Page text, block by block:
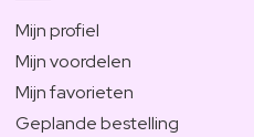
Mijn profiel
Mijn voordelen
Mijn favorieten
Geplande bestelling